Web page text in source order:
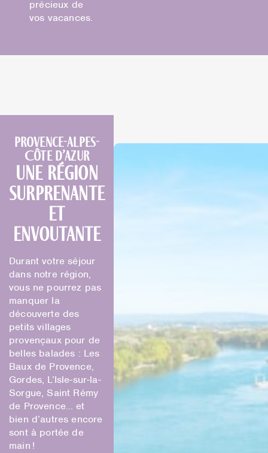
précieux de
vos vacances.
Provence-Alpes-
Côte d’Azur
une région
surprenante
et
envoutante
Durant votre séjour
dans notre région,
vous ne pourrez pas
manquer la
découverte des
petits villages
provençaux pour de
belles balades : Les
Baux de Provence,
Gordes, L’Isle-sur-la-
Sorgue, Saint Rémy
de Provence… et
bien d’autres encore
sont à portée de
main !